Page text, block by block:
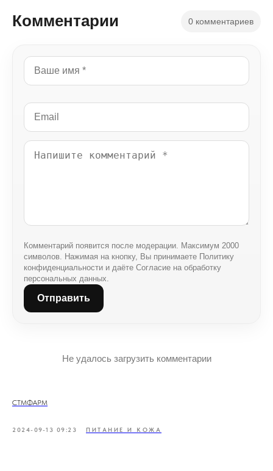
Комментарии 0 комментариев
Комментарий появится после модерации. Максимум 2000
символов. Нажимая на кнопку, Вы принимаете Политику
конфиденциальности и даёте Согласие на обработку
персональных данных.
Отправить
Не удалось загрузить комментарии
СТМФАРМ
2024-09-13 09:23 ПИТАНИЕ И КОЖА